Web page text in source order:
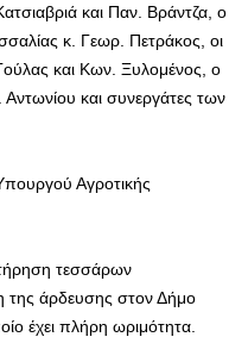
και Παν. Βράντζα, ο
κ. Γεωρ. Πετράκος, οι
και Κων. Ξυλομένος, ο
και συνεργάτες των
Αγροτικής
τεσσάρων
της άρδευσης στον Δήμο
έχει πλήρη ωριμότητα.